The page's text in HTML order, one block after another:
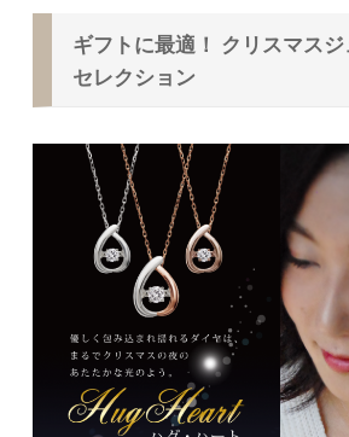
ギフトに最適！ クリスマス
セレクション